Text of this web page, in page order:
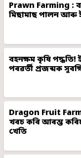
Prawn Farming :
মিছামাছ পালন আৰু
বহনক্ষম কৃষি
পৰৱৰ্তী প্ৰজন্মক
Dragon Fruit
খৰচ কৰি আৰম্ভ
খেতি